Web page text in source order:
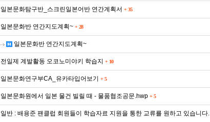
일본문화탐구반_스크린일본어반 연간계획서 + 35
일본문화반 연간지도계획~ + 28
일본문화반 연간지도계획~
전일제 계발활동 오코노미야키 학습지 + 10
일본문화연구부CA_유카타입어보기 + 5
일본문화원에서 일본 물건 빌릴 때 - 물품협조공문.hwp + 5
일반 : 배용준 팬클럽 회원들이 학습자료 지원을 통한 교류를 원하고 있습니다.